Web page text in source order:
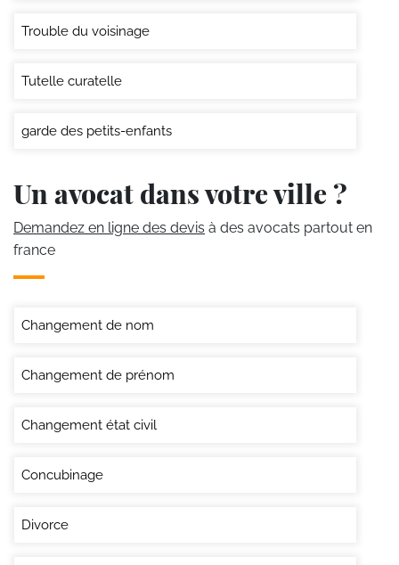
Trouble du voisinage
Tutelle curatelle
garde des petits-enfants
Un avocat dans votre ville ?
Demandez en ligne des devis à des avocats partout en
france
Changement de nom
Changement de prénom
Changement état civil
Concubinage
Divorce